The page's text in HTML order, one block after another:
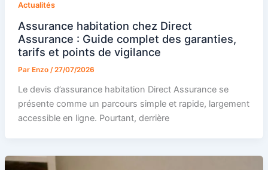
Actualités
Assurance habitation chez Direct
Assurance : Guide complet des garanties,
tarifs et points de vigilance
Par Enzo /27/07/2026
Le devis d’assurance habitation Direct Assurance se
présente comme un parcours simple et rapide, largement
accessible en ligne. Pourtant, derrière